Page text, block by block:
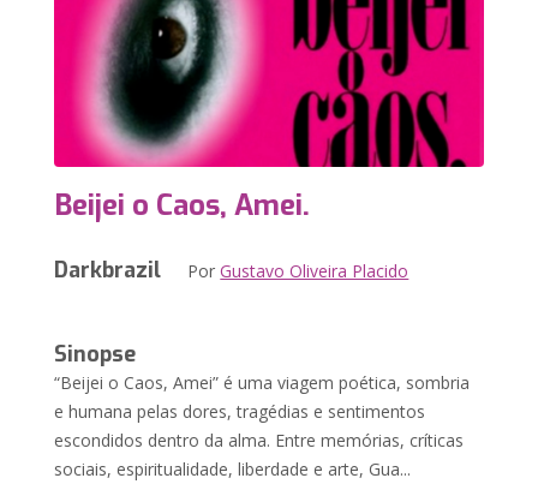
Beijei o Caos, Amei.
Darkbrazil PorGustavo Oliveira Placido
Sinopse
“Beijei o Caos, Amei” é uma viagem poética, sombria
e humana pelas dores, tragédias e sentimentos
escondidos dentro da alma. Entre memórias, críticas
sociais, espiritualidade, liberdade e arte, Gua...